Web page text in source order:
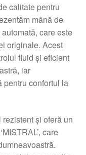
calitate pentru
mână de
care este
originale. Acest
fluid și eficient
iar
pentru confortul la
și oferă un
care